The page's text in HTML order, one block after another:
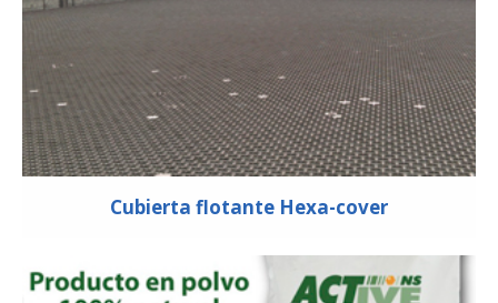
Cubierta flotante Hexa-cover